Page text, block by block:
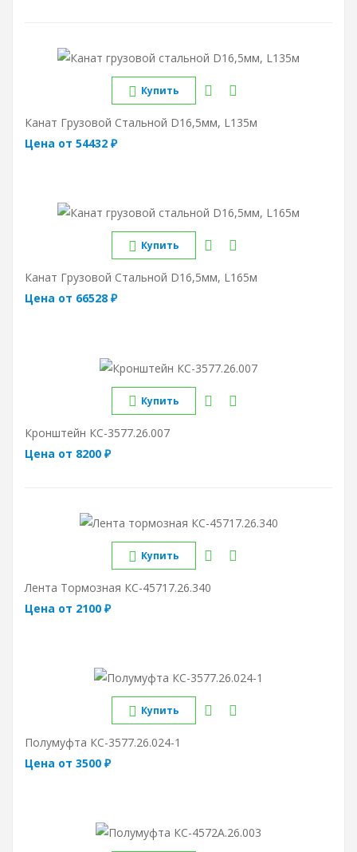
Купить
Канат Грузовой Стальной D16,5мм, L135м
Цена от 54432 ₽
Купить
Канат Грузовой Стальной D16,5мм, L165м
Цена от 66528 ₽
Купить
Кронштейн КС-3577.26.007
Цена от 8200 ₽
Купить
Лента Тормозная КС-45717.26.340
Цена от 2100 ₽
Купить
Полумуфта КС-3577.26.024-1
Цена от 3500 ₽